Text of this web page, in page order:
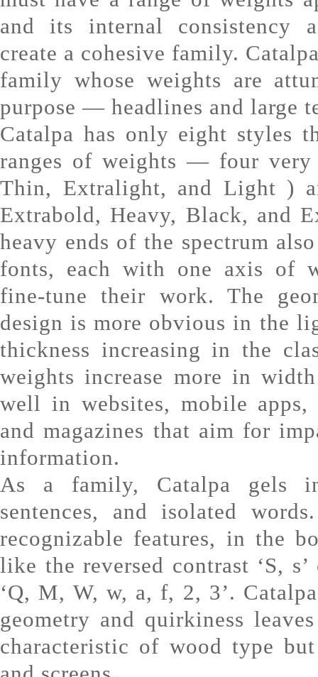
and its internal consistency
create a cohesive family.
family whose weights are
purpose — headlines and large
Catalpa has only eight styles
ranges of weights — four
Thin, Extralight, and Light )
Extrabold, Heavy, Black, and
heavy ends of the spectrum
fonts, each with one axis of
fine-tune their work. The
design is more obvious in the
thickness increasing in the
weights increase more in
well in websites, mobile apps,
and magazines that aim for
information.
As a family, Catalpa gels
sentences, and isolated
recognizable features, in the
like the reversed contrast ‘S,
‘Q, M, W, w, a, f, 2, 3’.
geometry and quirkiness
characteristic of wood type